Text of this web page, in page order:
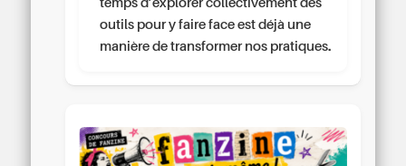
temps d’explorer collectivement des
outils pour y faire face est déjà une
manière de transformer nos pratiques.